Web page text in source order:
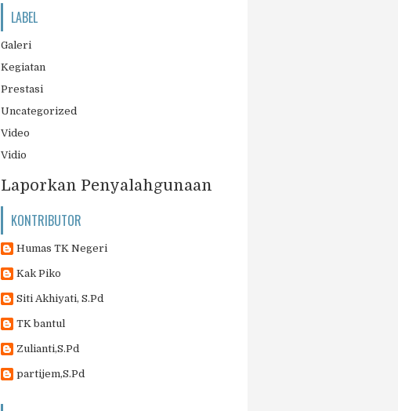
LABEL
Galeri
Kegiatan
Prestasi
Uncategorized
Video
Vidio
Laporkan Penyalahgunaan
KONTRIBUTOR
Humas TK Negeri
Kak Piko
Siti Akhiyati, S.Pd
TK bantul
Zulianti,S.Pd
partijem,S.Pd